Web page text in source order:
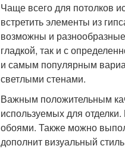
Чаще всего для потолков
встретить элементы из
возможны и
гладкой, так и с
и самым популярным
светлыми стенами.
Важным положительным
используемых для
обоями. Также можно
дополнит визуальный